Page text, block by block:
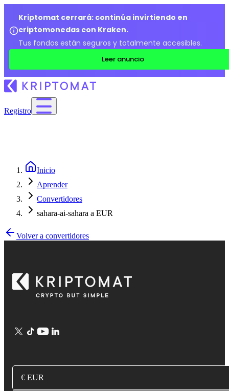
Kriptomat cerrará: continúa invirtiendo en
criptomonedas con Kraken.
Tus fondos están seguros y totalmente accesibles.
Leer anuncio
Registro
Inicio
Aprender
Convertidores
sahara-ai-sahara a EUR
Volver a convertidores
€ EUR